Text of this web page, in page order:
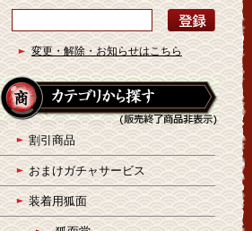
変更・解除・お知らせはこちら
割引商品
おまけガチャサービス
装着用狐面